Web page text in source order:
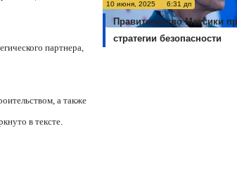
партнера,
а также
в тексте.
10 июня, 2025 6:31 дп
Правительство Мексики
стратегии безопасности